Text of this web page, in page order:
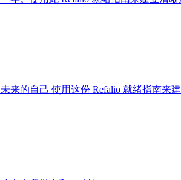
来的自己 使用这份 Refalio 就绪指南来